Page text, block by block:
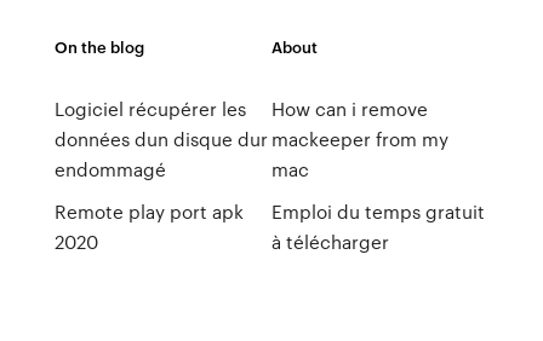
On the blog
Logiciel récupérer les
données dun disque dur
endommagé
Remote play port apk
2020
About
How can i remove
mackeeper from my
mac
Emploi du temps gratuit
à télécharger